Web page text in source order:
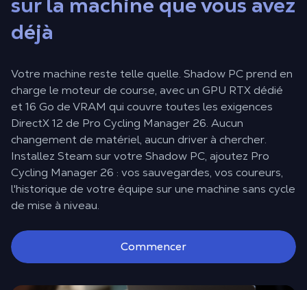
déjà
Votre machine reste telle quelle. Shadow PC prend en
charge le moteur de course, avec un GPU RTX dédié
et 16 Go de VRAM qui couvre toutes les exigences
DirectX 12 de Pro Cycling Manager 26. Aucun
changement de matériel, aucun driver à chercher.
Installez Steam sur votre Shadow PC, ajoutez Pro
Cycling Manager 26 : vos sauvegardes, vos coureurs,
l'historique de votre équipe sur une machine sans cycle
de mise à niveau.
Commencer